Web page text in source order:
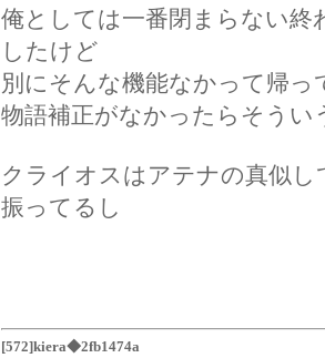
俺としては一番閉まらない終
したけど
別にそんな機能なかって帰
物語補正がなかったらそうい
クライオスはアテナの真似
振ってるし
[572]kiera◆2fb1474a